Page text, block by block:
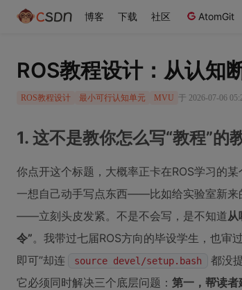
博客 下载 社区 AtomGit
ROS教程设计：从认知
ROS教程设计 最小可行认知单元 MVU 于 2026-07-06
1. 这不是教你怎么写“教程”
你点开这个标题，大概率正卡在ROS学习的
一想自己动手写点东西——比如给实验室新来
——立刻头皮发紧。不是不会写，是不知道从
令”。我带过七届ROS方向的毕设学生，也审
即可”却连
source devel/setup.bash
都没
它必须同时解决三个底层问题： 第一，帮读